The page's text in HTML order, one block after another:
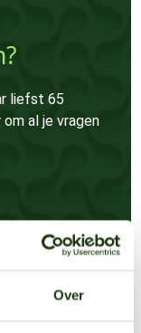
Over
liefst 65
al je vragen